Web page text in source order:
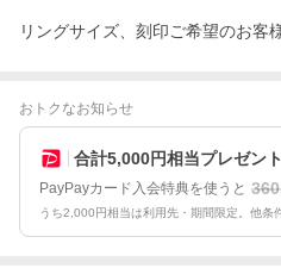
リングサイズ、刻印ご希望のお客
おトクなお知らせ
合計5,000円相当プレゼント
PayPayカード入会特典を使うと
うち2,000円相当は利用先・期間限定。他条